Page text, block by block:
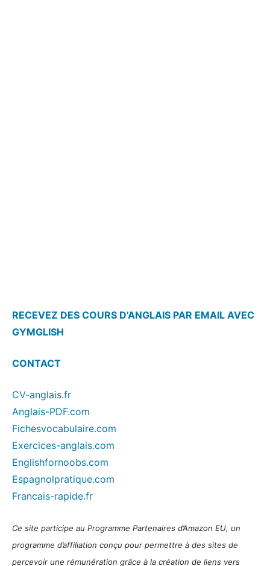
RECEVEZ DES COURS D’ANGLAIS PAR EMAIL AVEC
GYMGLISH
CONTACT
CV-anglais.fr
Anglais-PDF.com
Fichesvocabulaire.com
Exercices-anglais.com
Englishfornoobs.com
Espagnolpratique.com
Francais-rapide.fr
Ce site participe au Programme Partenaires d’Amazon EU, un
programme d’affiliation conçu pour permettre à des sites de
percevoir une rémunération grâce à la création de liens vers